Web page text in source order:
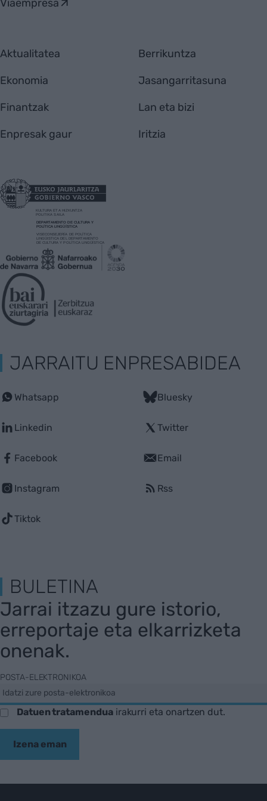
Viaempresa
Aktualitatea
Ekonomia
Finantzak
Enpresak gaur
Berrikuntza
Jasangarritasuna
Lan eta bizi
Iritzia
JARRAITU ENPRESABIDEA
Whatsapp
Linkedin
Facebook
Instagram
Tiktok
Bluesky
Twitter
Email
Rss
BULETINA
Jarrai itzazu gure istorio,
erreportaje eta elkarrizketa
onenak.
POSTA-ELEKTRONIKOA
Datuen tratamenduairakurri eta onartzen dut.
Izena eman